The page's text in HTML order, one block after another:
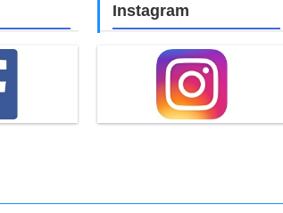
Instagram